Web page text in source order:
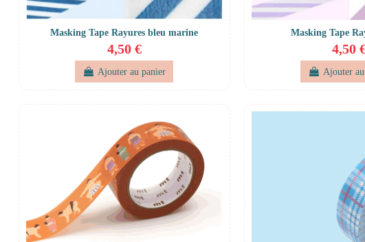
Masking Tape Rayures bleu marine
4,50 €
Ajouter au panier
Masking Tape
4,50
Ajouter